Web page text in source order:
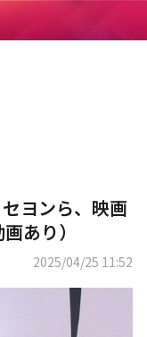
ヨンら、映画
あり）
2025/04/25 11:52